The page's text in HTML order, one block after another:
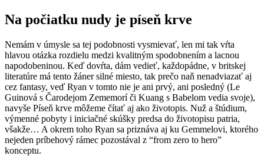
Na počiatku nudy je píseň krve
Nemám v úmysle sa tej podobnosti vysmievať, len mi tak vŕta
hlavou otázka rozdielu medzi kvalitným spodobnením a lacnou
napodobeninou. Keď dovŕta, dám vedieť, každopádne, v britskej
literatúre má tento žáner silné miesto, tak prečo naň nenadviazať aj
cez fantasy, veď Ryan v tomto nie je ani prvý, ani posledný (Le
Guinová s Čarodejom Zememorí či Kuang s Babelom vedia svoje),
navyše Píseň krve môžeme čítať aj ako životopis. Nuž a štúdium,
výmenné pobyty i iniciačné skúšky predsa do životopisu patria,
všakže… A okrem toho Ryan sa priznáva aj ku Gemmelovi, ktorého
nejeden príbehový rámec pozostával z “from zero to hero”
konceptu.